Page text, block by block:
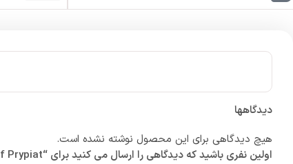
دیدگاهها
هیچ دیدگاهی برای این محصول نوشته نشده است.
اولین نفری باشید که دیدگاهی را ارسال می کنید برای “STALKER: Call of Prypiat”